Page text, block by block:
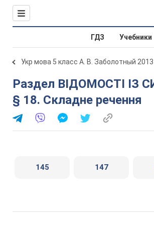
ГДЗ Учебники
Укр мова 5 класс А. В. Заболотный 2013
Раздел ВІДОМОСТІ ІЗ СИНТАКСИСУ ТА ПУНКТУАЦІЇ.
§ 18. Складне речення
145 147